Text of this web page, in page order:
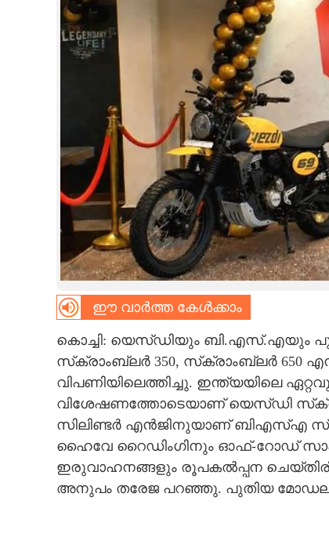
CARTOONS
LITERATURE
CONTACT US
ഈ വാർത്ത കേൾക്കാം
കൊച്ചി: യെസ്ഡിയും ബി.എസ്.എയും
സ്‌ക്രാംബ്ലർ 350, സ്‌ക്രാംബ്ലർ 650
വിപണിയിലെത്തിച്ചു. ഇന്ത്യയിലെ
വിശേഷണത്തോടെയാണ് യെസ്ഡി
സിലിണ്ടർ എൻജിനുയാണ് ബിഎസ്എ
ഹൈവേ റൈഡിംഗിനും ഓഫ്-റോഡ്
ഇരുവാഹനങ്ങളും രൂപകൽപ്പന
അനുപം തരേജ പറഞ്ഞു. പുതിയ